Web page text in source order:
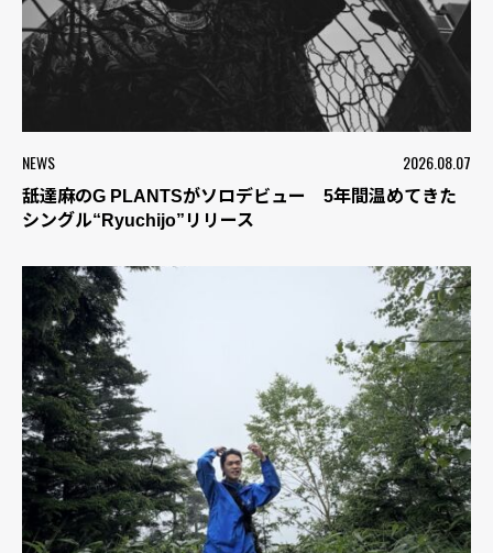
NEWS 2026.08.07
舐達麻のG PLANTSがソロデビュー 5年間温めてきた
シングル“Ryuchijo”リリース